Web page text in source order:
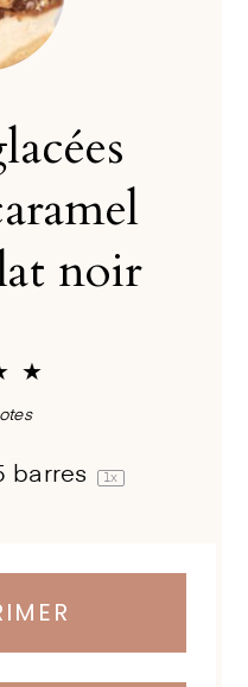
noir
★
barres 1x